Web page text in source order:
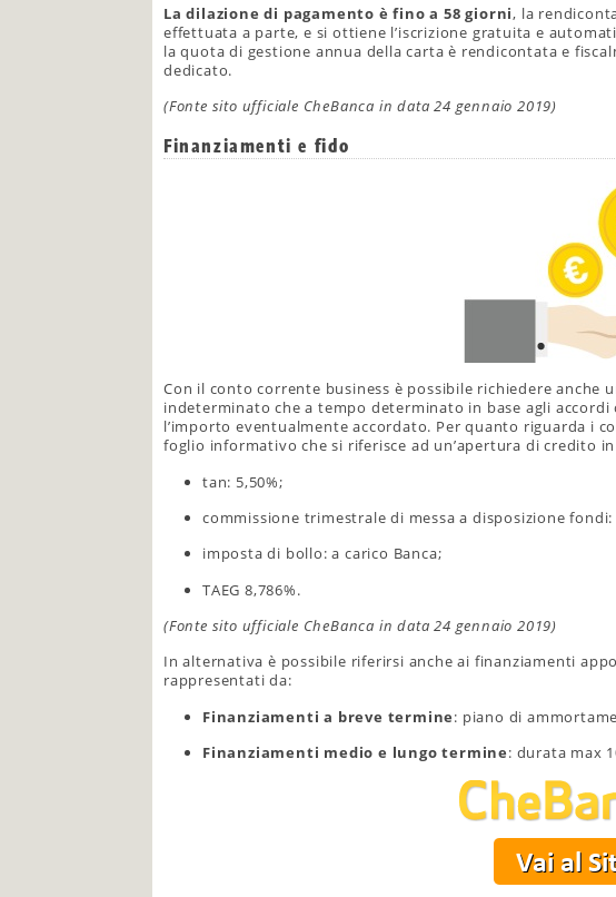
La dilazione di pagamento è fino a 58 giorni, la
effettuata a parte, e si ottiene l’iscrizione gratuita e
la quota di gestione annua della carta è rendicontata e
dedicato.
(Fonte sito ufficiale CheBanca in data 24 gennaio 2019)
Finanziamenti e fido
Con il conto corrente business è possibile richiedere anche
indeterminato che a tempo determinato in base agli accordi
l’importo eventualmente accordato. Per quanto riguarda i
foglio informativo che si riferisce ad un’apertura di credito
tan: 5,50%;
commissione trimestrale di messa a disposizione
imposta di bollo: a carico Banca;
TAEG 8,786%.
(Fonte sito ufficiale CheBanca in data 24 gennaio 2019)
In alternativa è possibile riferirsi anche ai finanziamenti
rappresentati da:
Finanziamenti a breve termine: piano di
Finanziamenti medio e lungo termine: durata max